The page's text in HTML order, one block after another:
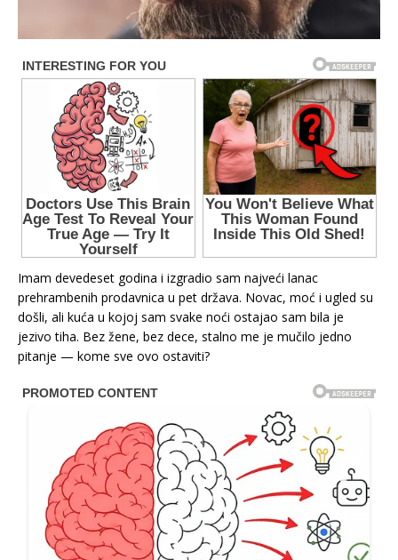
Imam devedeset godina i izgradio sam najveći lanac
prehrambenih prodavnica u pet država. Novac, moć i ugled su
došli, ali kuća u kojoj sam svake noći ostajao sam bila je
jezivo tiha. Bez žene, bez dece, stalno me je mučilo jedno
pitanje — kome sve ovo ostaviti?